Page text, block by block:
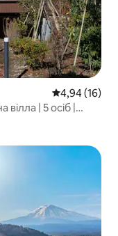
Середня
4,94 (16)
| 5 осіб |
| Автобусна